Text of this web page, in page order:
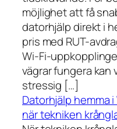
möjlighet att få
datorhjälp direkt i
pris med RUT-
Wi-Fi-
vägrar fungera kan
stressig […]
Datorhjälp hemma
när tekniken